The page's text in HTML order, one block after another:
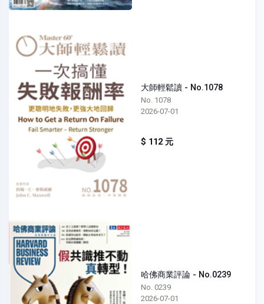
大師輕鬆讀 - No.1078
No. 1078
2026-07-01
$ 112 元
哈佛商業評論 - No.0239
No. 0239
2026-07-01